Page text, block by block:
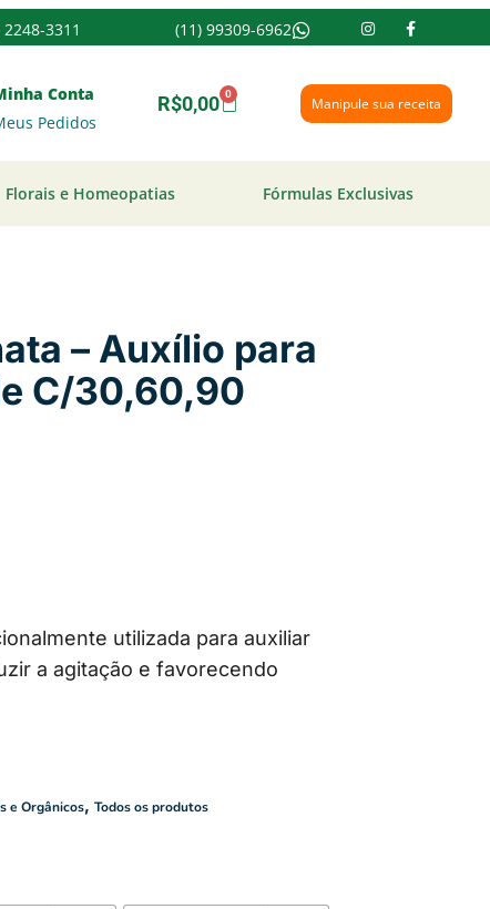
2248-3311 (11) 99309-6962
Conta
Pedidos
R$0,00 0 Manipule sua receita
Florais e Homeopatias Fórmulas Exclusivas
– Auxílio para
C/30,60,90
utilizada para auxiliar
a agitação e favorecendo
e Orgânicos, Todos os produtos